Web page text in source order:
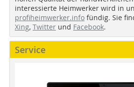
interessierte Heimwerker wird in
profiheimwerker.info fündig. Sie
Xing, Twitter und Facebook.
Service